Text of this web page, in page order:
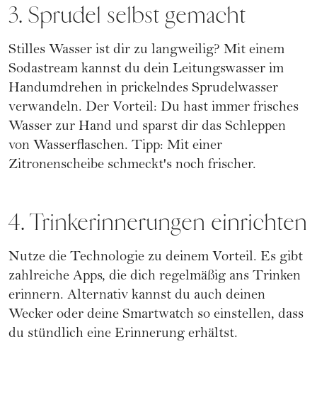
3. Sprudel selbst gemacht
Stilles Wasser ist dir zu langweilig? Mit einem
Sodastream kannst du dein Leitungswasser im
Handumdrehen in prickelndes Sprudelwasser
verwandeln. Der Vorteil: Du hast immer frisches
Wasser zur Hand und sparst dir das Schleppen
von Wasserflaschen. Tipp: Mit einer
Zitronenscheibe schmeckt's noch frischer.
4. Trinkerinnerungen einrichten
Nutze die Technologie zu deinem Vorteil. Es gibt
zahlreiche Apps, die dich regelmäßig ans Trinken
erinnern. Alternativ kannst du auch deinen
Wecker oder deine Smartwatch so einstellen, dass
du stündlich eine Erinnerung erhältst.